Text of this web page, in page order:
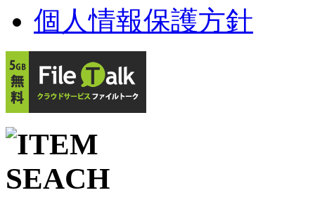
個人情報保護方針